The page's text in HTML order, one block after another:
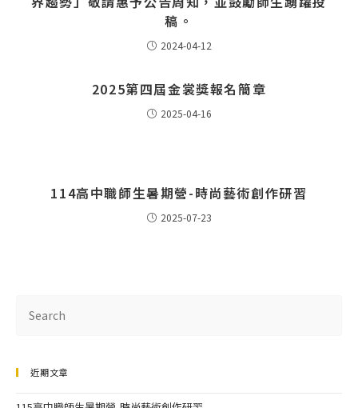
稿。
2024-04-12
2025第四屆金裳獎報名簡章
2025-04-16
114高中職師生暑期營-時尚藝術創作研習
2025-07-23
近期文章